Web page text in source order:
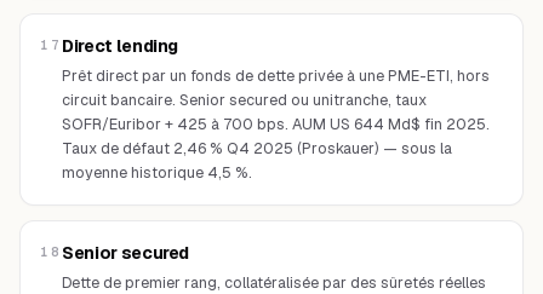
17 Direct lending
Prêt direct par un fonds de dette privée à une PME-ETI, hors
circuit bancaire. Senior secured ou unitranche, taux
SOFR/Euribor + 425 à 700 bps. AUM US 644 Md$ fin 2025.
Taux de défaut 2,46 % Q4 2025 (Proskauer) — sous la
moyenne historique 4,5 %.
18 Senior secured
Dette de premier rang, collatéralisée par des sûretés réelles